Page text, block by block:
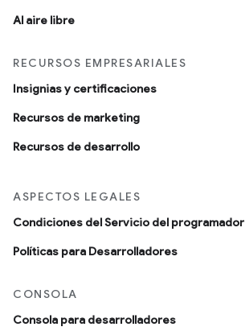
Al aire libre
RECURSOS EMPRESARIALES
Insignias y certificaciones
Recursos de marketing
Recursos de desarrollo
ASPECTOS LEGALES
Condiciones del Servicio del programador
Políticas para Desarrolladores
CONSOLA
Consola para desarrolladores